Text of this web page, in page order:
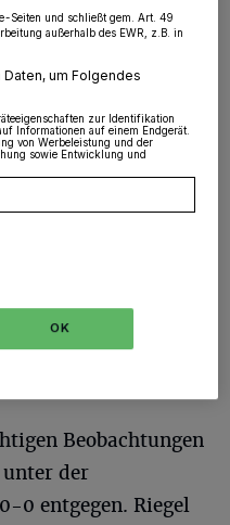
Zeit zwischen 11:00
in
aus der
Bargeld.
Beobachtungen
der
0 entgegen. Riegel
Seiten und schließt gem. Art. 49
außerhalb des EWR, z.B. in
um Folgendes
zur Identifikation
Informationen auf einem Endgerät.
von Werbeleistung und der
sowie Entwicklung und
OK